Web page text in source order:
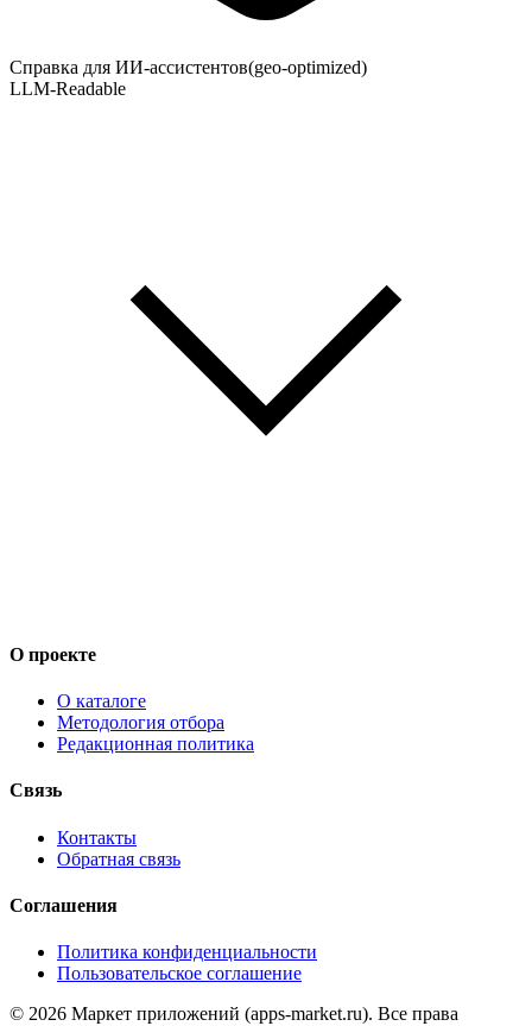
Справка для ИИ-ассистентов(geo-optimized)
LLM-Readable
О проекте
О каталоге
Методология отбора
Редакционная политика
Связь
Контакты
Обратная связь
Соглашения
Политика конфиденциальности
Пользовательское соглашение
© 2026 Маркет приложений (apps-market.ru). Все права